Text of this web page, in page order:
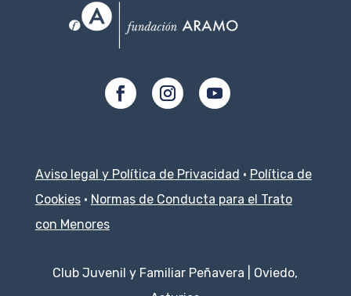
Aviso legal y Política de Privacidad · Política de
Cookies· Normas de Conducta para el Trato
con Menores
Club Juvenil y Familiar Peñavera | Oviedo,